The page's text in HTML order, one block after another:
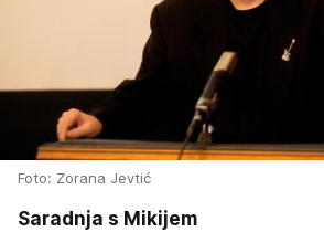
Foto: Zorana Jevtić
Saradnja s Mikijem